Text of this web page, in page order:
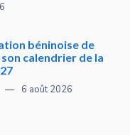
béninoise de
calendrier de la
6 août 2026